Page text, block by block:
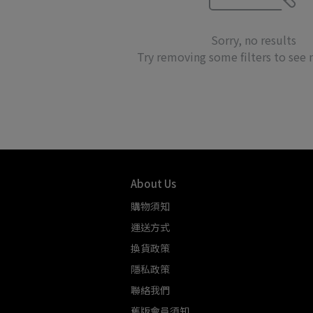
Sorry, no results
Try removing some filters to see
About Us
購物須知
運送方式
換貨政策
隱私政策
聯絡我們